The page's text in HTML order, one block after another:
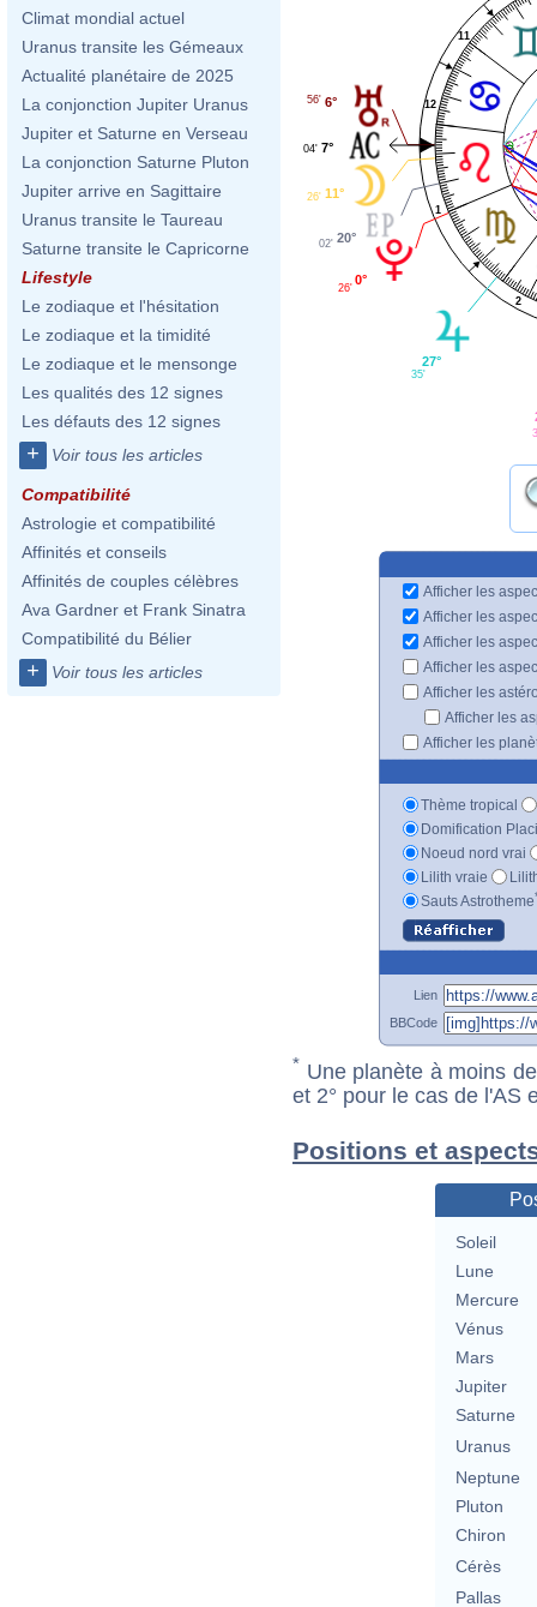
Climat mondial actuel
Uranus transite les Gémeaux
Actualité planétaire de 2025
La conjonction Jupiter Uranus
Jupiter et Saturne en Verseau
La conjonction Saturne Pluton
Jupiter arrive en Sagittaire
Uranus transite le Taureau
Saturne transite le Capricorne
Lifestyle
Le zodiaque et l'hésitation
Le zodiaque et la timidité
Le zodiaque et le mensonge
Les qualités des 12 signes
Les défauts des 12 signes
+ Voir tous les articles
Compatibilité
Astrologie et compatibilité
Affinités et conseils
Affinités de couples célèbres
Ava Gardner et Frank Sinatra
Compatibilité du Bélier
+ Voir tous les articles
1
2
11
12
6°
56'
7°
04'
11°
26'
20°
02'
0°
26'
27°
35'
Afficher les
Afficher les
Afficher les
Afficher les
Afficher les
Afficher les
Afficher les
Thème tropical
Domification
Noeud nord vrai
Lilith vraie
Sauts Astrotheme
Lien
BBCode
* Une planète à moins
et 2° pour le cas de l'AS
Positions et
Soleil
Lune
Mercure
Vénus
Mars
Jupiter
Saturne
Uranus
Neptune
Pluton
Chiron
Cérès
Pallas